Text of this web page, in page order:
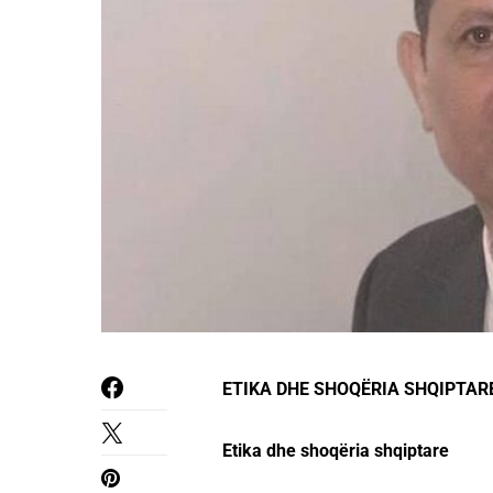
ETIKA DHE SHOQЁRIA
Etika dhe shoqëria shqiptare